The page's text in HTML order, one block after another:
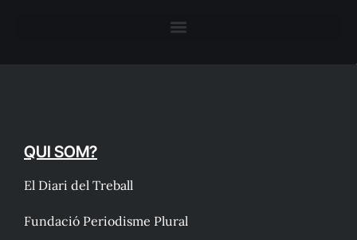
QUI SOM?
El Diari del Treball
Fundació Periodisme Plural